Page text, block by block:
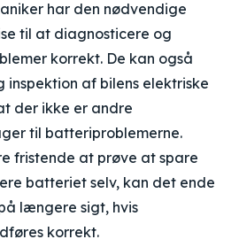
har den nødvendige
til at diagnosticere og
korrekt. De kan også
af bilens elektriske
der ikke er andre
til batteriproblemerne.
fristende at prøve at spare
batteriet selv, kan det ende
længere sigt, hvis
korrekt.